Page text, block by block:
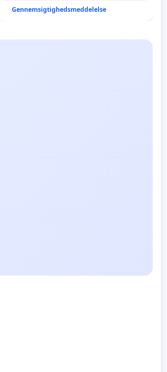
Gennemsigtighedsmeddelelse